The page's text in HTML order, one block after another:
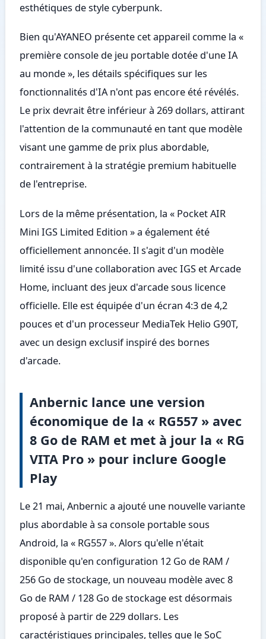
esthétiques de style cyberpunk.
Bien qu'AYANEO présente cet appareil comme la «
première console de jeu portable dotée d'une IA
au monde », les détails spécifiques sur les
fonctionnalités d'IA n'ont pas encore été révélés.
Le prix devrait être inférieur à 269 dollars, attirant
l'attention de la communauté en tant que modèle
visant une gamme de prix plus abordable,
contrairement à la stratégie premium habituelle
de l'entreprise.
Lors de la même présentation, la « Pocket AIR
Mini IGS Limited Edition » a également été
officiellement annoncée. Il s'agit d'un modèle
limité issu d'une collaboration avec IGS et Arcade
Home, incluant des jeux d'arcade sous licence
officielle. Elle est équipée d'un écran 4:3 de 4,2
pouces et d'un processeur MediaTek Helio G90T,
avec un design exclusif inspiré des bornes
d'arcade.
Anbernic lance une version
économique de la « RG557 » avec
8 Go de RAM et met à jour la « RG
VITA Pro » pour inclure Google
Play
Le 21 mai, Anbernic a ajouté une nouvelle variante
plus abordable à sa console portable sous
Android, la « RG557 ». Alors qu'elle n'était
disponible qu'en configuration 12 Go de RAM /
256 Go de stockage, un nouveau modèle avec 8
Go de RAM / 128 Go de stockage est désormais
proposé à partir de 229 dollars. Les
caractéristiques principales, telles que le SoC